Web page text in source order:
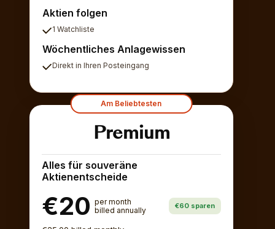
Aktien folgen
1 Watchliste
Wöchentliches Anlagewissen
Direkt in Ihren Posteingang
Am Beliebtesten
Premium
Alles für souveräne
Aktienentscheide
€20 per month
billed annually
€60 sparen